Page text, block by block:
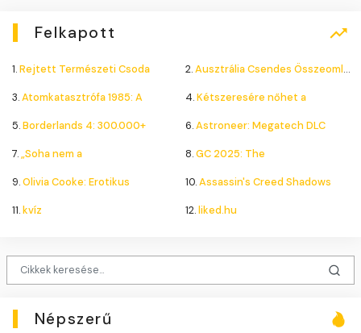
Felkapott
1.Rejtett Természeti Csoda 2.Ausztrália Csendes Összeomlása
3.Atomkatasztrófa 1985: A 4.Kétszeresére nőhet a
5.Borderlands 4: 300.000+ 6.Astroneer: Megatech DLC
7.„Soha nem a 8.GC 2025: The
9.Olivia Cooke: Erotikus 10.Assassin's Creed Shadows
11.kvíz 12.liked.hu
Népszerű